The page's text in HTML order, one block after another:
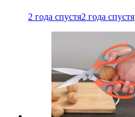
2 года спустя2 года спустя